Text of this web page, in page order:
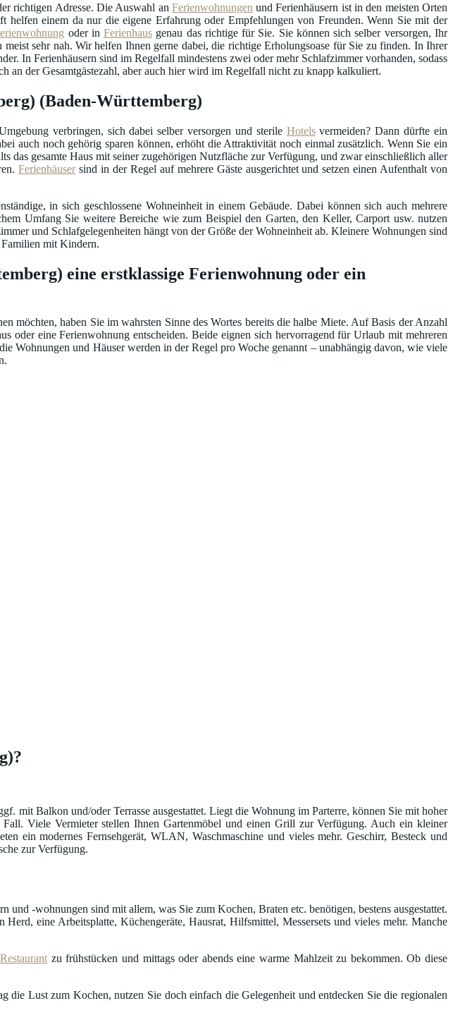
richtigen Adresse. Die Auswahl an Ferienwohnungen und Ferienhäusern ist in den meisten Orten
einem da nur die eigene Erfahrung oder Empfehlungen von Freunden. Wenn Sie mit der
oder inFerienhaus genau das richtige für Sie. Sie können sich selber versorgen, Ihr
sehr nah. Wir helfen Ihnen gerne dabei, die richtige Erholungsoase für Sie zu finden. In Ihrer
In Ferienhäusern sind im Regelfall mindestens zwei oder mehr Schlafzimmer vorhanden, sodass
an der Gesamtgästezahl, aber auch hier wird im Regelfall nicht zu knapp kalkuliert.
(Baden-Württemberg)
verbringen, sich dabei selber versorgen und sterile Hotelsvermeiden? Dann dürfte ein
auch noch gehörig sparen können, erhöht die Attraktivität noch einmal zusätzlich. Wenn Sie ein
das gesamte Haus mit seiner zugehörigen Nutzfläche zur Verfügung, und zwar einschließlich aller
Ferienhäusersind in der Regel auf mehrere Gäste ausgerichtet und setzen einen Aufenthalt von
in sich geschlossene Wohneinheit in einem Gebäude. Dabei können sich auch mehrere
Umfang Sie weitere Bereiche wie zum Beispiel den Garten, den Keller, Carport usw. nutzen
und Schlafgelegenheiten hängt von der Größe der Wohneinheit ab. Kleinere Wohnungen sind
mit Kindern.
eine erstklassige Ferienwohnung oder ein
möchten, haben Sie im wahrsten Sinne des Wortes bereits die halbe Miete. Auf Basis der Anzahl
oder eine Ferienwohnung entscheiden. Beide eignen sich hervorragend für Urlaub mit mehreren
Wohnungen und Häuser werden in der Regel pro Woche genannt – unabhängig davon, wie viele
mit Balkon und/oder Terrasse ausgestattet. Liegt die Wohnung im Parterre, können Sie mit hoher
Viele Vermieter stellen Ihnen Gartenmöbel und einen Grill zur Verfügung. Auch ein kleiner
ein modernes Fernsehgerät, WLAN, Waschmaschine und vieles mehr. Geschirr, Besteck und
zur Verfügung.
und -wohnungen sind mit allem, was Sie zum Kochen, Braten etc. benötigen, bestens ausgestattet.
eine Arbeitsplatte, Küchengeräte, Hausrat, Hilfsmittel, Messersets und vieles mehr. Manche
Restaurant zu frühstücken und mittags oder abends eine warme Mahlzeit zu bekommen. Ob diese
die Lust zum Kochen, nutzen Sie doch einfach die Gelegenheit und entdecken Sie die regionalen